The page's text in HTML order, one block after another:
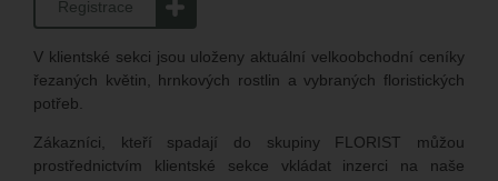
Registrace
V klientské sekci jsou uloženy aktuální velkoobchodní ceníky
řezaných květin, hrnkových rostlin a vybraných floristických
potřeb.
Zákazníci, kteří spadají do skupiny FLORIST můžou
prostřednictvím klientské sekce vkládat inzerci na naše